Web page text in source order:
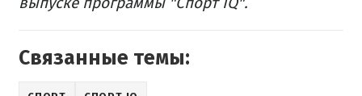
Связанные темы: